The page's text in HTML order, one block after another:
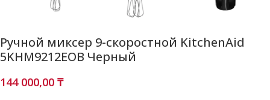
Ручной миксер 9-скоростной KitchenAid
5KHM9212EOB Черный
144 000,00 ₸